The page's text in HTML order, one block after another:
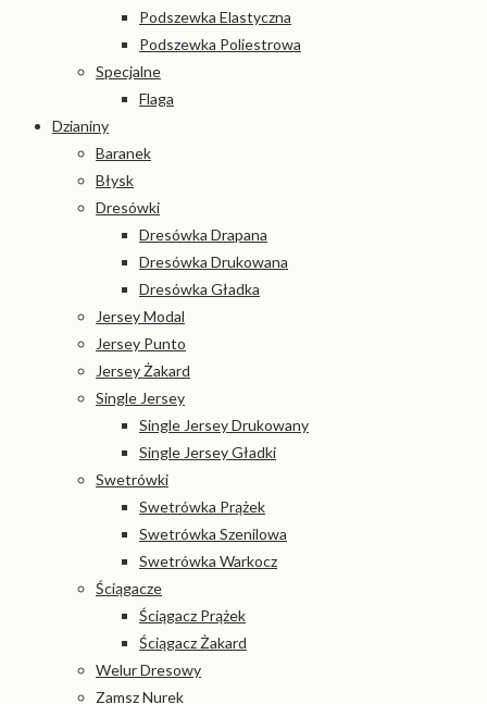
Podszewka Elastyczna
Podszewka Poliestrowa
Specjalne
Flaga
Dzianiny
Baranek
Błysk
Dresówki
Dresówka Drapana
Dresówka Drukowana
Dresówka Gładka
Jersey Modal
Jersey Punto
Jersey Żakard
Single Jersey
Single Jersey Drukowany
Single Jersey Gładki
Swetrówki
Swetrówka Prążek
Swetrówka Szenilowa
Swetrówka Warkocz
Ściągacze
Ściągacz Prążek
Ściągacz Żakard
Welur Dresowy
Zamsz Nurek